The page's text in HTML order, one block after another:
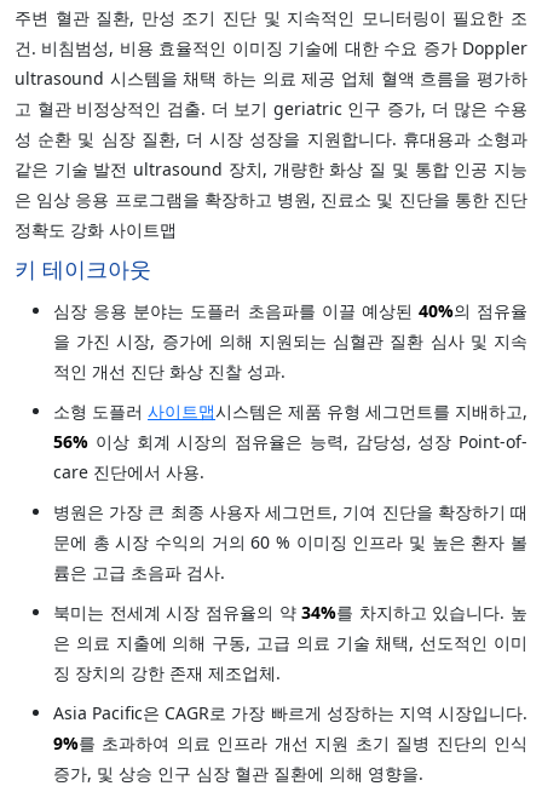
주변 혈관 질환, 만성 조기 진단 및 지속적인 모니터링이 필요한 조
건. 비침범성, 비용 효율적인 이미징 기술에 대한 수요 증가 Doppler
ultrasound 시스템을 채택 하는 의료 제공 업체 혈액 흐름을 평가하
고 혈관 비정상적인 검출. 더 보기 geriatric 인구 증가, 더 많은 수용
성 순환 및 심장 질환, 더 시장 성장을 지원합니다. 휴대용과 소형과
같은 기술 발전 ultrasound 장치, 개량한 화상 질 및 통합 인공 지능
은 임상 응용 프로그램을 확장하고 병원, 진료소 및 진단을 통한 진단
정확도 강화 사이트맵
키 테이크아웃
심장 응용 분야는 도플러 초음파를 이끌 예상된 40%의 점유율
을 가진 시장, 증가에 의해 지원되는 심혈관 질환 심사 및 지속
적인 개선 진단 화상 진찰 성과.
소형 도플러 사이트맵시스템은 제품 유형 세그먼트를 지배하고,
56% 이상 회계 시장의 점유율은 능력, 감당성, 성장 Point-of-
care 진단에서 사용.
병원은 가장 큰 최종 사용자 세그먼트, 기여 진단을 확장하기 때
문에 총 시장 수익의 거의 60 % 이미징 인프라 및 높은 환자 볼
륨은 고급 초음파 검사.
북미는 전세계 시장 점유율의 약34%를 차지하고 있습니다. 높
은 의료 지출에 의해 구동, 고급 의료 기술 채택, 선도적인 이미
징 장치의 강한 존재 제조업체.
Asia Pacific은 CAGR로 가장 빠르게 성장하는 지역 시장입니다.
9%를 초과하여 의료 인프라 개선 지원 초기 질병 진단의 인식
증가, 및 상승 인구 심장 혈관 질환에 의해 영향을.